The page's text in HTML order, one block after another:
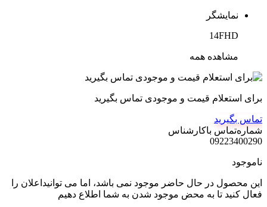
نمایشگر
14FHD
مشاهده همه
برای استعلام قیمت و موجودی تماس بگیرید
تماس بگیرید
شماره‌تماس‌ با‌کارشناس
09223400290
ناموجود
این محصول در حال حاضر موجود نمی باشد، اما می توانیداعلان را
فعال کنید تا به محض موجود شدن به شما اطلاع دهیم